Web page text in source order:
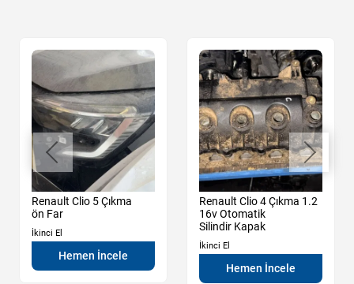
Renault Clio 5 Çıkma
ön Far
İkinci El
Hemen İncele
Renault Clio 4 Çıkma 1.2
16v Otomatik
Silindir Kapak
İkinci El
Hemen İncele